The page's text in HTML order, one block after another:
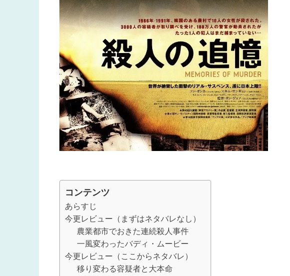
コンテンツ
あらすじ
今更レビュー（まずはネタバレなし）
農業都市でおきた連続殺人事件
一風変わったバディ・ムービー
今更レビュー（ここからネタバレ）
移り変わる容疑者と大本命